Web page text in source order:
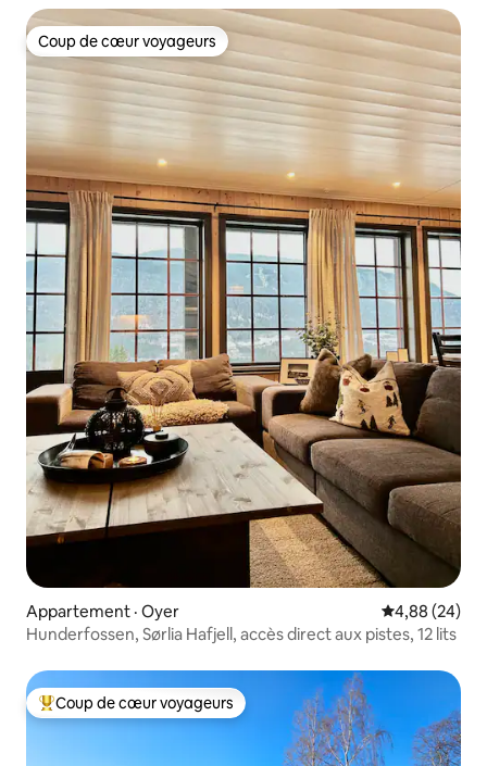
Coup de cœur voyageurs
Coup de cœur voyageurs
Appartement · Oyer Note
4,88 (24)
Hunderfossen, Sørlia Hafjell, accès direct aux pistes, 12 lits
Coup de cœur voyageurs parmi les plus aimés
Coup de cœur voyageurs